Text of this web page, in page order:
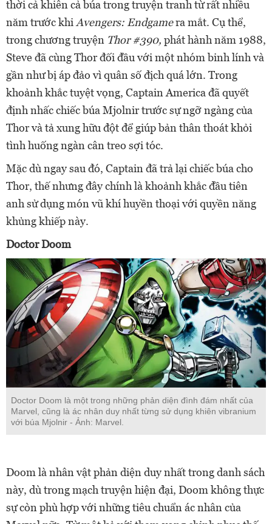
thời cả khiên cả búa trong truyện tranh từ rất nhiều
năm trước khiAvengers: Endgamera mắt. Cụ thể,
trong chương truyện Thor #390, phát hành năm 1988,
Steve đã cùng Thor đối đầu với một nhóm binh lính và
gần như bị áp đảo vì quân số địch quá lớn. Trong
khoảnh khắc tuyệt vọng, Captain America đã quyết
định nhấc chiếc búa Mjolnir trước sự ngỡ ngàng của
Thor và tả xung hữu đột để giúp bản thân thoát khỏi
tình huống ngàn cân treo sợi tóc.
Mặc dù ngay sau đó, Captain đã trả lại chiếc búa cho
Thor, thế nhưng đây chính là khoảnh khắc đầu tiên
anh sử dụng món vũ khí huyền thoại với quyền năng
khủng khiếp này.
Doctor Doom
Doctor Doom là một trong những phản diện đình đám nhất của
Marvel, cũng là ác nhân duy nhất từng sử dụng khiên vibranium
với búa Mjolnir - Ảnh: Marvel.
Doom là nhân vật phản diện duy nhất trong danh sách
này, dù trong mạch truyện hiện đại, Doom không thực
sự còn phù hợp với những tiêu chuẩn ác nhân của